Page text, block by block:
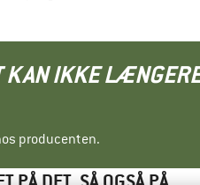
KAN IKKE
producenten.